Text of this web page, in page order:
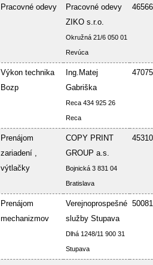
Pracovné odevy
Pracovné odevy
ZIKO s.r.o.
Okružná 21/6 050 01
Revúca
Výkon technika
Bozp
Ing.Matej
Gabriška
Reca 434 925 26
Reca
Prenájom
zariadení ,
výtlačky
COPY PRINT
GROUP a.s.
Bojnická 3 831 04
Bratislava
Prenájom
mechanizmov
Verejnoprospešné
služby Stupava
Dlhá 1248/11 900 31
Stupava